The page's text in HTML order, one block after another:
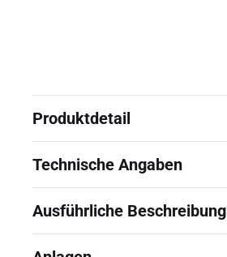
Produktdetail
Technische Angaben
Ausführliche Beschreibung